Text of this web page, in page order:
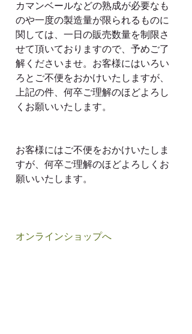
カマンベールなどの熟成が必要なも
のや一度の製造量が限られるものに
関しては、一日の販売数量を制限さ
せて頂いておりますので、予めご了
解くださいませ。お客様にはいろい
ろとご不便をおかけいたしますが、
上記の件、何卒ご理解のほどよろし
くお願いいたします。
お客様にはご不便をおかけいたしま
すが、何卒ご理解のほどよろしくお
願いいたします。
オンラインショップへ